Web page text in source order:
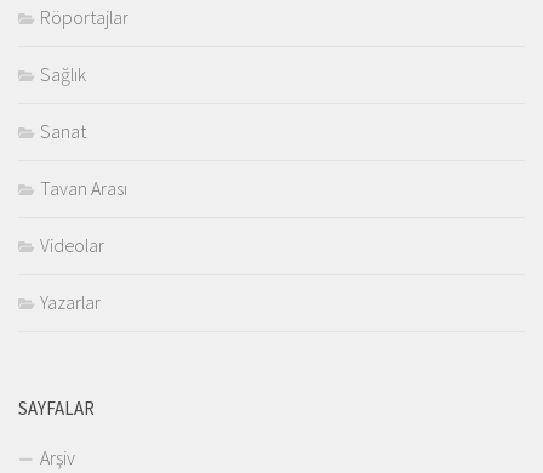
Röportajlar
Sağlık
Sanat
Tavan Arası
Videolar
Yazarlar
SAYFALAR
Arşiv